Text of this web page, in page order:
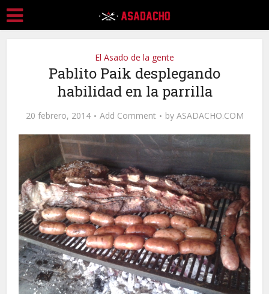
El Asado de la gente
Pablito Paik desplegando
habilidad en la parrilla
20 febrero, 2014 Add Comment by ASADACHO.COM